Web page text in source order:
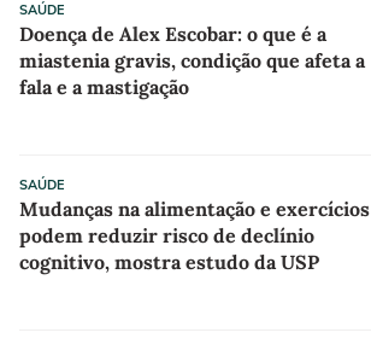
SAÚDE
Doença de Alex Escobar: o que é a
miastenia gravis, condição que afeta a
fala e a mastigação
SAÚDE
Mudanças na alimentação e exercícios
podem reduzir risco de declínio
cognitivo, mostra estudo da USP